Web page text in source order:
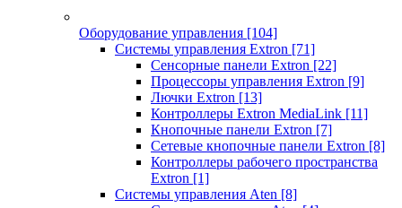
Оборудование управления [104]
Системы управления Extron [71]
Сенсорные панели Extron [22]
Процессоры управления Extron [9]
Лючки Extron [13]
Контроллеры Extron MediaLink [11]
Кнопочные панели Extron [7]
Сетевые кнопочные панели Extron [8]
Контроллеры рабочего пространства
Extron [1]
Системы управления Aten [8]